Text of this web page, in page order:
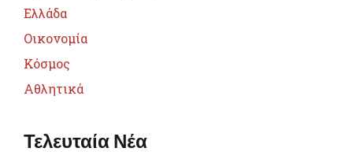
Ελλάδα
Οικονομία
Κόσμος
Αθλητικά
Τελευταία Νέα